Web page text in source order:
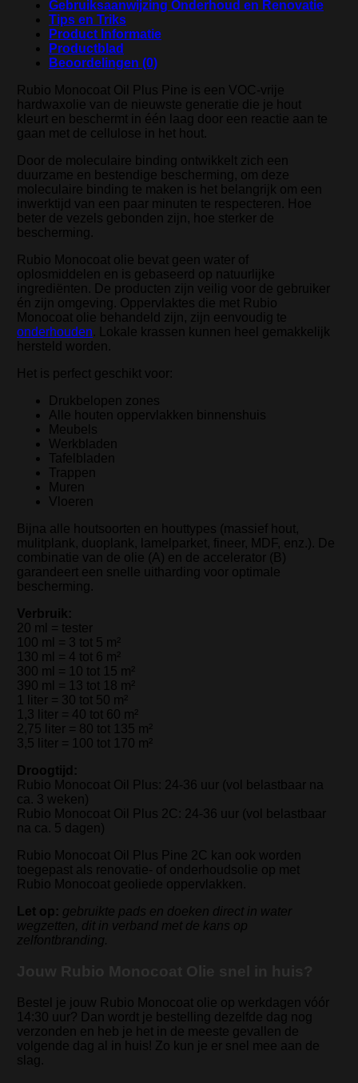
Gebruiksaanwijzing Onderhoud en Renovatie
Tips en Triks
Product Informatie
Productblad
Beoordelingen (0)
Rubio Monocoat Oil Plus Pine is een VOC-vrije
hardwaxolie van de nieuwste generatie die je hout
kleurt en beschermt in één laag door een reactie aan te
gaan met de cellulose in het hout.
Door de moleculaire binding ontwikkelt zich een
duurzame en bestendige bescherming, om deze
moleculaire binding te maken is het belangrijk om een
inwerktijd van een paar minuten te respecteren. Hoe
beter de vezels gebonden zijn, hoe sterker de
bescherming.
Rubio Monocoat olie bevat geen water of
oplosmiddelen en is gebaseerd op natuurlijke
ingrediënten. De producten zijn veilig voor de gebruiker
én zijn omgeving. Oppervlaktes die met Rubio
Monocoat olie behandeld zijn, zijn eenvoudig te
onderhouden. Lokale krassen kunnen heel gemakkelijk
hersteld worden.
Het is perfect geschikt voor:
Drukbelopen zones
Alle houten oppervlakken binnenshuis
Meubels
Werkbladen
Tafelbladen
Trappen
Muren
Vloeren
Bijna alle houtsoorten en houttypes (massief hout,
mulitplank, duoplank, lamelparket, fineer, MDF, enz.). De
combinatie van de olie (A) en de accelerator (B)
garandeert een snelle uitharding voor optimale
bescherming.
Verbruik:
20 ml = tester
100 ml = 3 tot 5 m²
130 ml = 4 tot 6 m²
300 ml = 10 tot 15 m²
390 ml = 13 tot 18 m²
1 liter = 30 tot 50 m²
1,3 liter = 40 tot 60 m²
2,75 liter = 80 tot 135 m²
3,5 liter = 100 tot 170 m²
Droogtijd:
Rubio Monocoat Oil Plus: 24-36 uur (vol belastbaar na
ca. 3 weken)
Rubio Monocoat Oil Plus 2C: 24-36 uur (vol belastbaar
na ca. 5 dagen)
Rubio Monocoat Oil Plus Pine 2C kan ook worden
toegepast als renovatie- of onderhoudsolie op met
Rubio Monocoat geoliede oppervlakken.
Let op: gebruikte pads en doeken direct in water
wegzetten, dit in verband met de kans op
zelfontbranding.
Bestel je jouw Rubio Monocoat olie op werkdagen vóór
14:30 uur? Dan wordt je bestelling dezelfde dag nog
verzonden en heb je het in de meeste gevallen de
volgende dag al in huis! Zo kun je er snel mee aan de
slag.